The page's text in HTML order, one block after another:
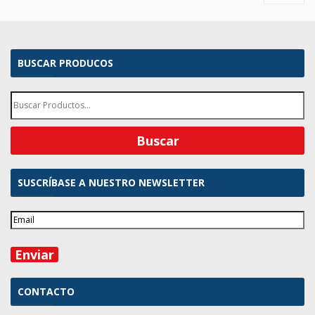
BUSCAR PRODUCOS
SUSCRÍBASE A NUESTRO NEWSLETTER
CONTACTO